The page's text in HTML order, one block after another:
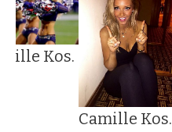
Kos.
Camille Kos.